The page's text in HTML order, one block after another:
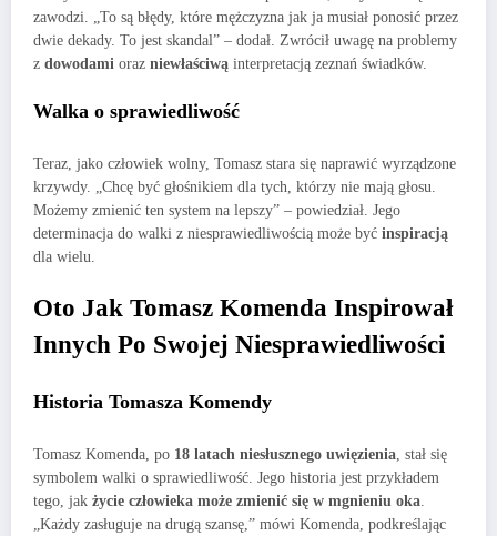
zawodzi. „To są błędy, które mężczyzna jak ja musiał ponosić przez
dwie dekady. To jest skandal” – dodał. Zwrócił uwagę na problemy
z dowodami oraz niewłaściwą interpretacją zeznań świadków.
Walka o sprawiedliwość
Teraz, jako człowiek wolny, Tomasz stara się naprawić wyrządzone
krzywdy. „Chcę być głośnikiem dla tych, którzy nie mają głosu.
Możemy zmienić ten system na lepszy” – powiedział. Jego
determinacja do walki z niesprawiedliwością może być inspiracją
dla wielu.
Oto Jak Tomasz Komenda Inspirował
Innych Po Swojej Niesprawiedliwości
Historia Tomasza Komendy
Tomasz Komenda, po 18 latach niesłusznego uwięzienia , stał się
symbolem walki o sprawiedliwość. Jego historia jest przykładem
tego, jak życie człowieka może zmienić się w mgnieniu oka
„Każdy zasługuje na drugą szansę,” mówi Komenda, podkreślając